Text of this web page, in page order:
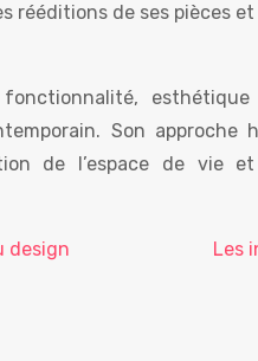
rééditions de ses pièces
Son
de l’espace de vie
design
Les